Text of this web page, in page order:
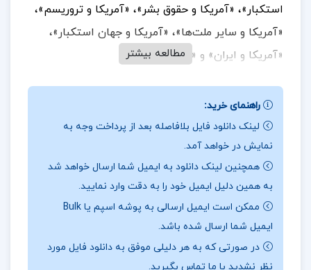
استکبار»، «آمریکا و حقوق بشر»، «آمریکا و تروریسم»،
«آمریکا و سایر ملت‌ها»، «آمریکا و جهان استکبار»،
«آمریکا و ایران» و «آینده آمریکا».
در بخشی از کتاب آمریکا در نگاه رهبر معظم انقلاب
اسلامی دکتر منوچهر محمدی
کتاب “آمریکا در نگاه رهبر معظم انقلاب اسلامی”
مقام معظم رهبری در مورد سیاست‌ها، توطئه‌ها و
عملکرد دولت‌مردان آمریکایی می‌پردازد. این کتاب در
هشت فصل تنظیم شده و موضوعاتی مانند جامعه
مطالعه بیشتر
راهنمای خرید:
لینک دانلود فایل بلافاصله بعد از پرداخت وجه به
نمایش در خواهد آمد.
همچنین لینک دانلود به ایمیل شما ارسال خواهد شد
به همین دلیل ایمیل خود را به دقت وارد نمایید.
ممکن است ایمیل ارسالی به پوشه اسپم یا Bulk
ایمیل شما ارسال شده باشد.
در صورتی که به هر دلیلی موفق به دانلود فایل مورد
نظر نشدید با ما تماس بگیرید.